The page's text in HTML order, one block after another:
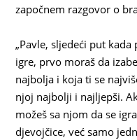
započnem razgovor o
„Pavle, sljedeći put kada
igre, prvo moraš da
najbolja i koja ti se
njoj najbolji i najljepši.
možeš sa njom da se
djevojčice, već samo